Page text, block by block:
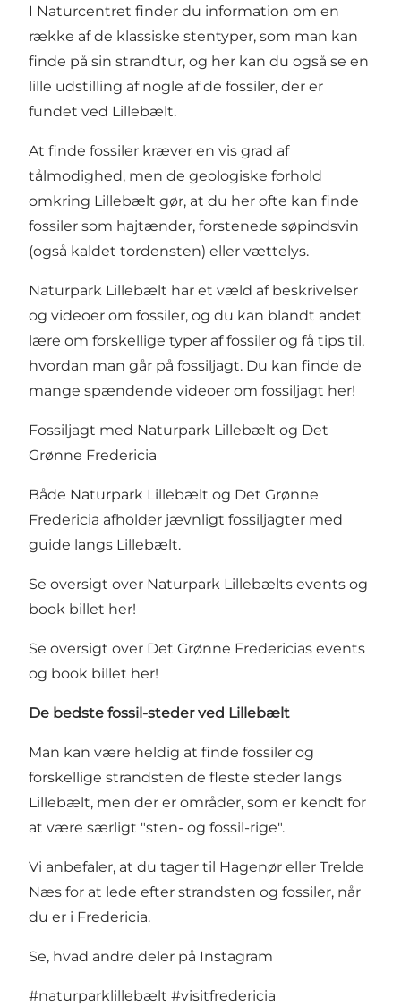
I Naturcentret finder du information om en
række af de klassiske stentyper, som man kan
finde på sin strandtur, og her kan du også se en
lille udstilling af nogle af de fossiler, der er
fundet ved Lillebælt.
At finde fossiler kræver en vis grad af
tålmodighed, men de geologiske forhold
omkring Lillebælt gør, at du her ofte kan finde
fossiler som hajtænder, forstenede søpindsvin
(også kaldet tordensten) eller vættelys.
Naturpark Lillebælt har et væld af beskrivelser
og videoer om fossiler, og du kan blandt andet
lære om forskellige typer af fossiler og få tips til,
hvordan man går på fossiljagt. Du kan finde de
mange spændende videoer om fossiljagt her!
Fossiljagt med Naturpark Lillebælt og Det
Grønne Fredericia
Både Naturpark Lillebælt og Det Grønne
Fredericia afholder jævnligt fossiljagter med
guide langs Lillebælt.
Se oversigt over Naturpark Lillebælts events og
book billet her!
Se oversigt over Det Grønne Fredericias events
og book billet her!
De bedste fossil-steder ved Lillebælt
Man kan være heldig at finde fossiler og
forskellige strandsten de fleste steder langs
Lillebælt, men der er områder, som er kendt for
at være særligt "sten- og fossil-rige".
Vi anbefaler, at du tager til Hagenør eller Trelde
Næs for at lede efter strandsten og fossiler, når
du er i Fredericia.
Se, hvad andre deler på Instagram
#naturparklillebælt #visitfredericia